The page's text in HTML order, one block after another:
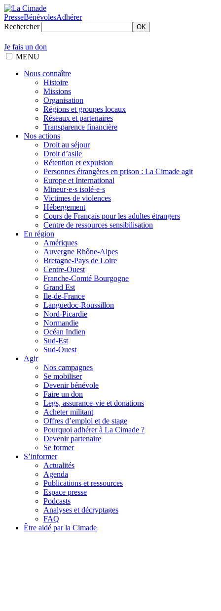
PresseBénévolesAdhérer
Rechercher
OK
Je fais un don
MENU
Nous connaître
Histoire
Missions
Organisation
Régions et groupes locaux
Réseaux et partenaires
Transparence financière
Nos actions
Droit au séjour
Droit d’asile
Rétention et expulsion
Personnes étrangères en prison : La Cimade agit
Europe et International
Mineur·e·s isolé·e·s
Victimes de violences
Hébergement
Cours de Français pour les adultes étrangers
Centre de ressources sensibilisation
En région
Amériques
Auvergne Rhône-Alpes
Bretagne-Pays de Loire
Centre-Ouest
Franche-Comté Bourgogne
Grand Est
Ile-de-France
Languedoc-Roussillon
Nord-Picardie
Normandie
Océan Indien
Sud-Est
Sud-Ouest
Agir
Nos campagnes
Se mobiliser
Devenir bénévole
Faire un don
Legs, assurance-vie et donations
Acheter militant
Offres d’emploi et de stage
Pourquoi adhérer à La Cimade ?
Devenir partenaire
Se former
S’informer
Actualités
Agenda
Publications et ressources
Espace presse
Podcasts
Analyses et décryptages
FAQ
Être aidé par la Cimade